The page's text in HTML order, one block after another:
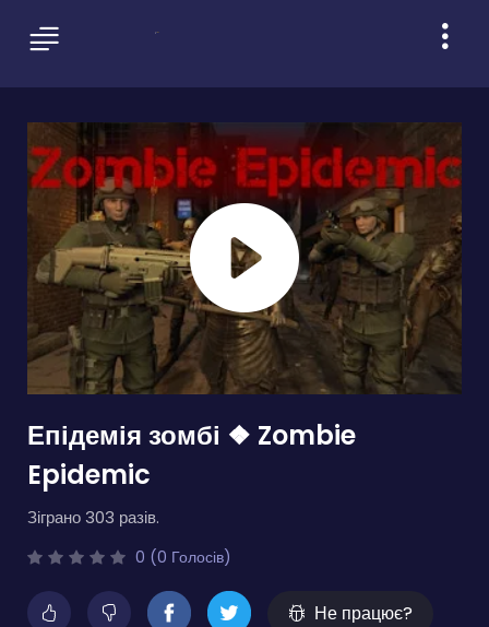
Епідемія зомбі ❖ Zombie
Epidemic
Зіграно 303 разів.
0 (0 Голосів)
Не працює?